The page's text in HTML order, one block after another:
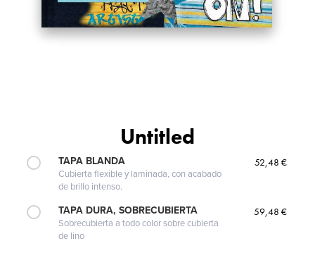
Untitled
TAPA BLANDA
Cubierta flexible y laminada, con acabado
de brillo intenso.
52,48 €
TAPA DURA, SOBRECUBIERTA
Sobrecubierta a todo color sobre cubierta
de lino
59,48 €